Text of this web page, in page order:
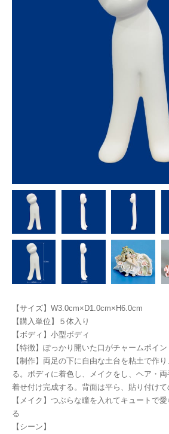
【サイズ】W3.0cm×D1.0cm×H6.0cm
【購入単位】５体入り
【ボディ】小型ボディ
【特徴】ぽっかり開いた口がチャームポイン
【制作】両足の下に自由な土台を粘土で作
る。ボディに着色し、メイクをし、ヘア・
着せ付け完成する。背面は平ら、貼り付けて
【メイク】つぶらな瞳を入れてキュートで
る
【シーン】